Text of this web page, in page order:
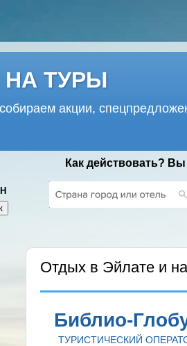
НА ТУРЫ
акции,
Как действовать?
Отдых в Эйлате и
Библио-
ТУРИСТИЧЕСКИЙ